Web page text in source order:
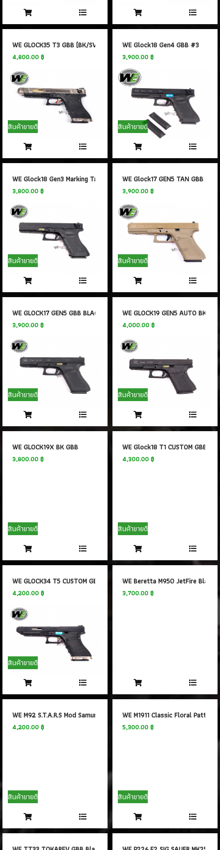
WE GLOCK35 T3 GBB (BK/SV/GOLD)
4,800.00 ฿
สินค้าขายดี
WE Glock18 Gen4 GBB #3
3,900.00 ฿
สินค้าขายดี
WE Glock18 Gen3 Marking Tactical GBB
3,800.00 ฿
สินค้าขายดี
WE Glock17 GEN5 TAN GBB
3,900.00 ฿
สินค้าขายดี
WE GLOCK17 GEN5 GBB BLACK
3,900.00 ฿
สินค้าขายดี
WE GLOCK19 GEN5 AUTO BK GBB
4,000.00 ฿
สินค้าขายดี
WE GLOCK19X BK GBB
3,800.00 ฿
สินค้าขายดี
WE Glock18 T1 CUSTOM GBB
4,300.00 ฿
สินค้าขายดี
WE GLOCK34 T5 CUSTOM GBB
4,200.00 ฿
สินค้าขายดี
WE Beretta M950 JetFire Black
3,700.00 ฿
WE M92 S.T.A.R.S Mod Samurai Edge Black GBB
4,200.00 ฿
สินค้าขายดี
WE M1911 Classic Floral Pattern
5,300.00 ฿
สินค้าขายดี